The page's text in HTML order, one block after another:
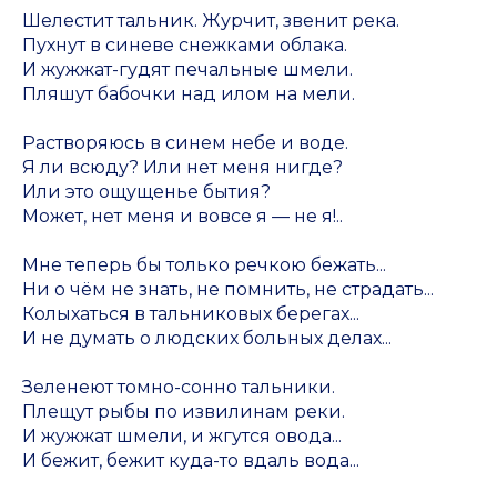
Шелестит тальник. Журчит, звенит река.
Пухнут в синеве снежками облака.
И жужжат-гудят печальные шмели.
Пляшут бабочки над илом на мели.
Растворяюсь в синем небе и воде.
Я ли всюду? Или нет меня нигде?
Или это ощущенье бытия?
Может, нет меня и вовсе я — не я!..
Мне теперь бы только речкою бежать...
Ни о чём не знать, не помнить, не страдать...
Колыхаться в тальниковых берегах...
И не думать о людских больных делах...
Зеленеют томно-сонно тальники.
Плещут рыбы по извилинам реки.
И жужжат шмели, и жгутся овода...
И бежит, бежит куда-то вдаль вода...